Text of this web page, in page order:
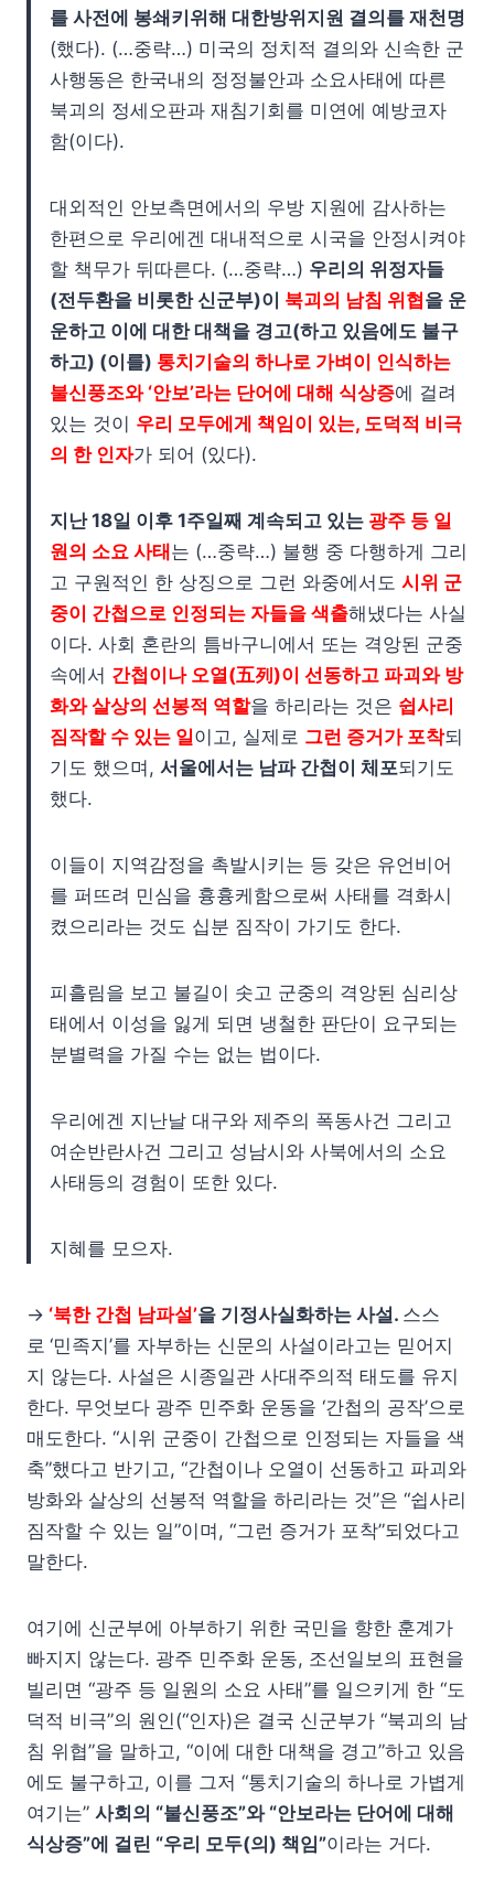
를 사전에 봉쇄키위해 대한방위지원 결의를 재천명
(했다). (…중략…) 미국의 정치적 결의와 신속한 군
사행동은 한국내의 정정불안과 소요사태에 따른
북괴의 정세오판과 재침기회를 미연에 예방코자
함(이다).
대외적인 안보측면에서의 우방 지원에 감사하는
한편으로 우리에겐 대내적으로 시국을 안정시켜야
할 책무가 뒤따른다. (…중략…) 우리의 위정자들
(전두환을 비롯한 신군부)이 북괴의 남침 위협을 운
운하고 이에 대한 대책을 경고(하고 있음에도 불구
하고) (이를) 통치기술의 하나로 가벼이 인식하는
불신풍조와 ‘안보’라는 단어에 대해 식상증에 걸려
있는 것이 우리 모두에게 책임이 있는, 도덕적 비극
의 한 인자가 되어 (있다).
지난 18일 이후 1주일째 계속되고 있는 광주 등 일
원의 소요 사태는 (…중략…) 불행 중 다행하게 그리
고 구원적인 한 상징으로 그런 와중에서도 시위 군
중이 간첩으로 인정되는 자들을 색출해냈다는 사실
이다. 사회 혼란의 틈바구니에서 또는 격앙된 군중
속에서 간첩이나 오열(五列)이 선동하고 파괴와 방
화와 살상의 선봉적 역할을 하리라는 것은 쉽사리
짐작할 수 있는 일이고, 실제로 그런 증거가 포착되
기도 했으며, 서울에서는 남파 간첩이 체포되기도
했다.
이들이 지역감정을 촉발시키는 등 갖은 유언비어
를 퍼뜨려 민심을 흉흉케함으로써 사태를 격화시
켰으리라는 것도 십분 짐작이 가기도 한다.
피흘림을 보고 불길이 솟고 군중의 격앙된 심리상
태에서 이성을 잃게 되면 냉철한 판단이 요구되는
분별력을 가질 수는 없는 법이다.
우리에겐 지난날 대구와 제주의 폭동사건 그리고
여순반란사건 그리고 성남시와 사북에서의 소요
사태등의 경험이 또한 있다.
지혜를 모으자.
→ ‘북한 간첩 남파설’을 기정사실화하는 사설. 스스
로 ‘민족지’를 자부하는 신문의 사설이라고는 믿어지
지 않는다. 사설은 시종일관 사대주의적 태도를 유지
한다. 무엇보다 광주 민주화 운동을 ‘간첩의 공작’으로
매도한다. “시위 군중이 간첩으로 인정되는 자들을 색
축”했다고 반기고, “간첩이나 오열이 선동하고 파괴와
방화와 살상의 선봉적 역할을 하리라는 것”은 “쉽사리
짐작할 수 있는 일”이며, “그런 증거가 포착”되었다고
말한다.
여기에 신군부에 아부하기 위한 국민을 향한 훈계가
빠지지 않는다. 광주 민주화 운동, 조선일보의 표현을
빌리면 “광주 등 일원의 소요 사태”를 일으키게 한 “도
덕적 비극”의 원인(“인자)은 결국 신군부가 “북괴의 남
침 위협”을 말하고, “이에 대한 대책을 경고”하고 있음
에도 불구하고, 이를 그저 “통치기술의 하나로 가볍게
여기는” 사회의 “불신풍조”와 “안보라는 단어에 대해
식상증”에 걸린 “우리 모두(의) 책임”이라는 거다.